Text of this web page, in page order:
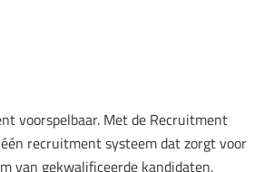
voorspelbaar. Met de Recruitment
recruitment systeem dat zorgt voor
van gekwalificeerde kandidaten.